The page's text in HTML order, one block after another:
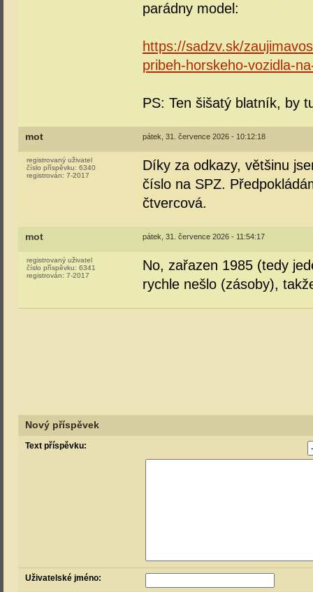
parádny model:
https://sadzv.sk/
pribeh-horskeho-vozidla-
PS: Ten šišatý blatník, by
mot pátek, 31. července 2026 - 10:12:18
registrovaný uživatel
číslo příspěvku: 6340
registrován: 7-2017
Díky za odkazy, většinu
číslo na SPZ.
čtvercová.
mot pátek, 31. července 2026 - 11:54:17
registrovaný uživatel
číslo příspěvku: 6341
registrován: 7-2017
No, zařazen 1985 (tedy
rychle nešlo (zásoby),
Nový příspěvek
Text příspěvku:
Uživatelské jméno: